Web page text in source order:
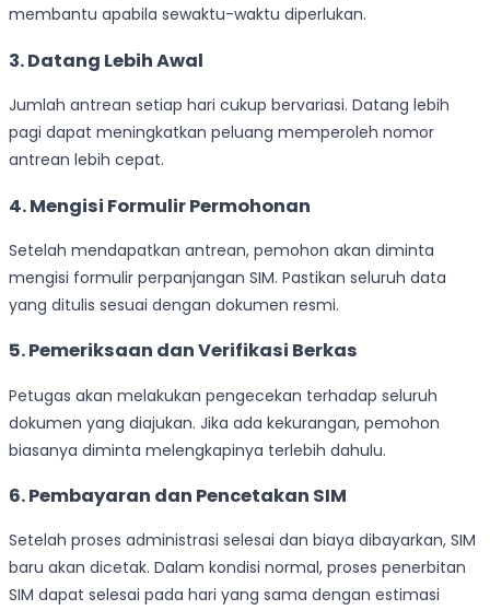
membantu apabila sewaktu-waktu diperlukan.
3. Datang Lebih Awal
Jumlah antrean setiap hari cukup bervariasi. Datang lebih
pagi dapat meningkatkan peluang memperoleh nomor
antrean lebih cepat.
4. Mengisi Formulir Permohonan
Setelah mendapatkan antrean, pemohon akan diminta
mengisi formulir perpanjangan SIM. Pastikan seluruh data
yang ditulis sesuai dengan dokumen resmi.
5. Pemeriksaan dan Verifikasi Berkas
Petugas akan melakukan pengecekan terhadap seluruh
dokumen yang diajukan. Jika ada kekurangan, pemohon
biasanya diminta melengkapinya terlebih dahulu.
6. Pembayaran dan Pencetakan SIM
Setelah proses administrasi selesai dan biaya dibayarkan, SIM
baru akan dicetak. Dalam kondisi normal, proses penerbitan
SIM dapat selesai pada hari yang sama dengan estimasi